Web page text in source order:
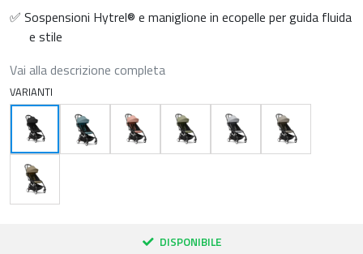
✅ Sospensioni Hytrel® e maniglione in ecopelle per guida fluida
e stile
Vai alla descrizione completa
VARIANTI
DISPONIBILE